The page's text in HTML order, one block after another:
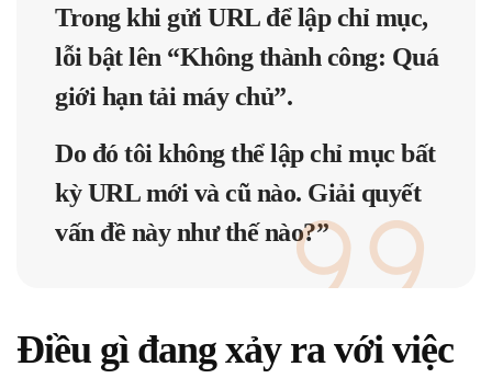
Trong khi gửi URL để lập chỉ mục,
lỗi bật lên “Không thành công: Quá
giới hạn tải máy chủ”.
Do đó tôi không thể lập chỉ mục bất
kỳ URL mới và cũ nào. Giải quyết
vấn đề này như thế nào?”
Điều gì đang xảy ra với việc